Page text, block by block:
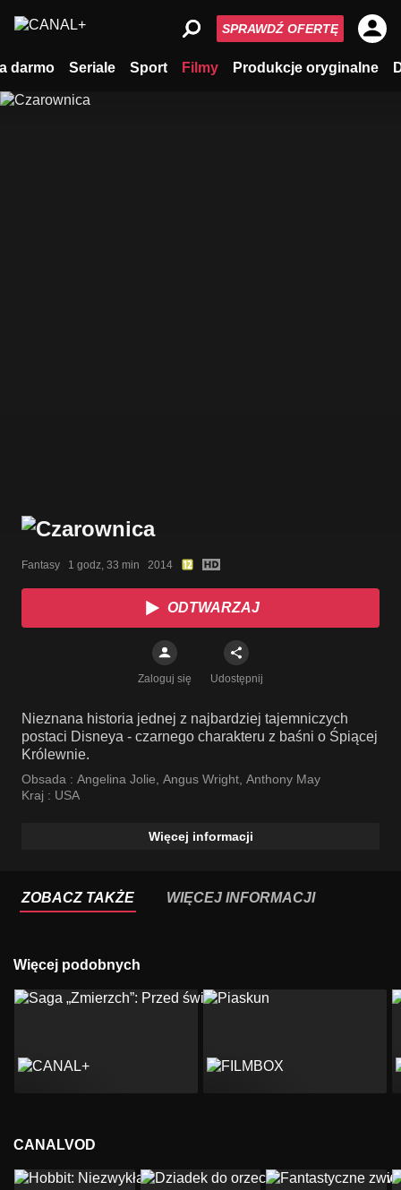
darmo Seriale Sport Filmy Produkcje oryginalne
SPRAWDŹ OFERTĘ
Fantasy   1 godz, 33 min   2014
ODTWARZAJ
Zaloguj się Udostępnij
Nieznana historia jednej z najbardziej tajemniczych
postaci Disneya - czarnego charakteru z baśni o Śpiącej
Królewnie.
Obsada : Angelina Jolie, Angus Wright, Anthony May
Kraj : USA
Więcej informacji
ZOBACZ TAKŻE WIĘCEJ INFORMACJI
Więcej podobnych
CANALVOD